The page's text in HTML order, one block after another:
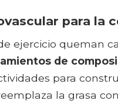
para la
ejercicio queman
de
para
la grasa